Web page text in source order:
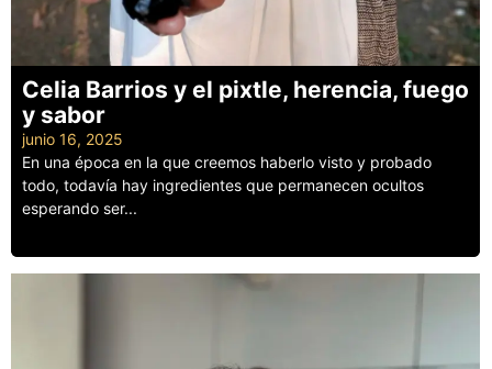
Celia Barrios y el pixtle, herencia, fuego
y sabor
junio 16, 2025
En una época en la que creemos haberlo visto y probado
todo, todavía hay ingredientes que permanecen ocultos
esperando ser...